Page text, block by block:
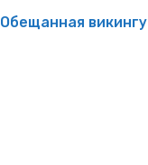
Обещанная викингу